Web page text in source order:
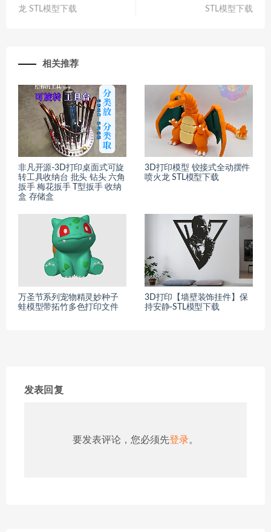
龙 STL模型下载
STL模型下载
相关推荐
非凡开源-3D打印桌面式可旋
转工具收纳台 批头 钻头 六角
扳手 梅花扳手 T型扳手 收纳
盒 存储盒
3D打印模型 铰接式全动摆件
喷火龙 STL模型下载
万圣节系列宠物精灵妙种子
蛙模型带拓竹多色打印文件
3D打印【墙壁装饰挂件】保
持安静-STL模型下载
发表回复
要发表评论，您必须先登录。